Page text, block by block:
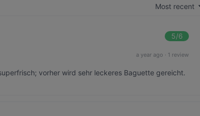
Most recent
5/6
a year ago · 1 review
vorher wird sehr leckeres Baguette gereicht.